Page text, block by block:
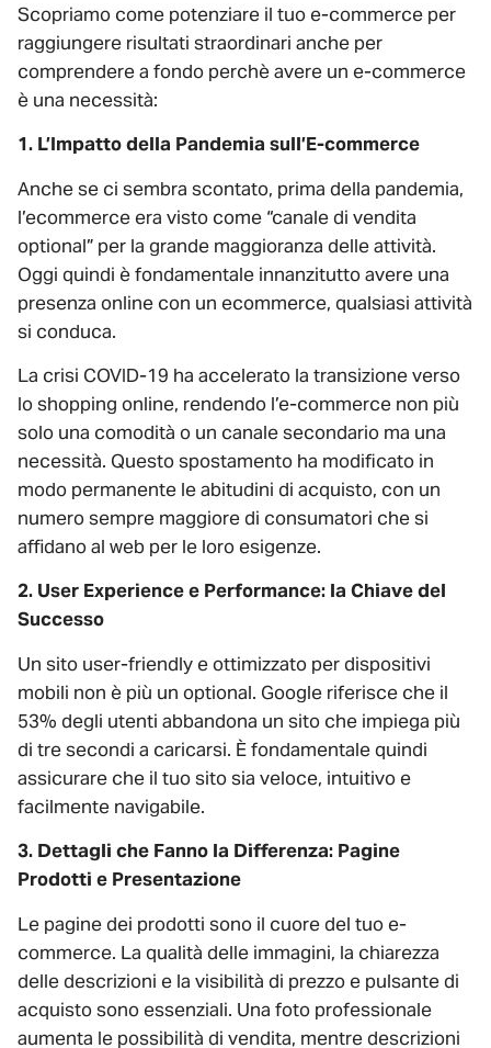
Scopriamo come potenziare il tuo e-commerce per
raggiungere risultati straordinari anche per
comprendere a fondo perchè avere un e-commerce
è una necessità:
1. L’Impatto della Pandemia sull’E-commerce
Anche se ci sembra scontato, prima della pandemia,
l’ecommerce era visto come “canale di vendita
optional” per la grande maggioranza delle attività.
Oggi quindi è fondamentale innanzitutto avere una
presenza online con un ecommerce, qualsiasi attività
si conduca.
La crisi COVID-19 ha accelerato la transizione verso
lo shopping online, rendendo l’e-commerce non più
solo una comodità o un canale secondario ma una
necessità. Questo spostamento ha modificato in
modo permanente le abitudini di acquisto, con un
numero sempre maggiore di consumatori che si
affidano al web per le loro esigenze.
2. User Experience e Performance: la Chiave del
Successo
Un sito user-friendly e ottimizzato per dispositivi
mobili non è più un optional. Google riferisce che il
53% degli utenti abbandona un sito che impiega più
di tre secondi a caricarsi. È fondamentale quindi
assicurare che il tuo sito sia veloce, intuitivo e
facilmente navigabile.
3. Dettagli che Fanno la Differenza: Pagine
Prodotti e Presentazione
Le pagine dei prodotti sono il cuore del tuo e-
commerce. La qualità delle immagini, la chiarezza
delle descrizioni e la visibilità di prezzo e pulsante di
acquisto sono essenziali. Una foto professionale
aumenta le possibilità di vendita, mentre descrizioni